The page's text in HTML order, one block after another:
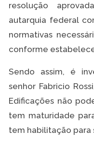
resolução
autarquia federal
normativas
conforme
Sendo assim, é
senhor Fabricio
Edificações não
tem maturidade
tem habilitação para